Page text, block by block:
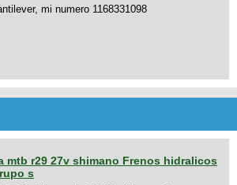
mi numero 1168331098
mtb r29 27v shimano Frenos hidralicos
s